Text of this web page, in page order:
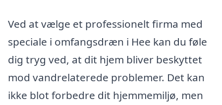
Ved at vælge et professionelt firma med
speciale i omfangsdræn i Hee kan du føle
dig tryg ved, at dit hjem bliver beskyttet
mod vandrelaterede problemer. Det kan
ikke blot forbedre dit hjemmemiljø, men